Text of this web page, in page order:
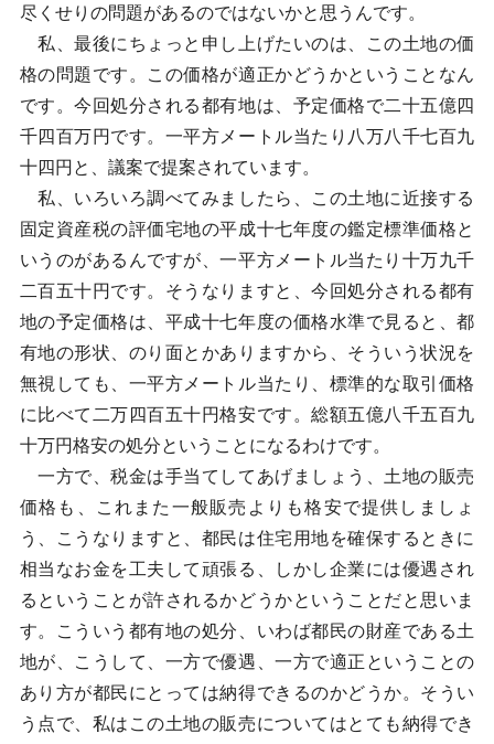
尽くせりの問題があるのではないかと思うんです。
私、最後にちょっと申し上げたいのは、この土地の価
格の問題です。この価格が適正かどうかということなん
です。今回処分される都有地は、予定価格で二十五億四
千四百万円です。一平方メートル当たり八万八千七百九
十四円と、議案で提案されています。
私、いろいろ調べてみましたら、この土地に近接する
固定資産税の評価宅地の平成十七年度の鑑定標準価格と
いうのがあるんですが、一平方メートル当たり十万九千
二百五十円です。そうなりますと、今回処分される都有
地の予定価格は、平成十七年度の価格水準で見ると、都
有地の形状、のり面とかありますから、そういう状況を
無視しても、一平方メートル当たり、標準的な取引価格
に比べて二万四百五十円格安です。総額五億八千五百九
十万円格安の処分ということになるわけです。
一方で、税金は手当てしてあげましょう、土地の販売
価格も、これまた一般販売よりも格安で提供しましょ
う、こうなりますと、都民は住宅用地を確保するときに
相当なお金を工夫して頑張る、しかし企業には優遇され
るということが許されるかどうかということだと思いま
す。こういう都有地の処分、いわば都民の財産である土
地が、こうして、一方で優遇、一方で適正ということの
あり方が都民にとっては納得できるのかどうか。そうい
う点で、私はこの土地の販売についてはとても納得でき